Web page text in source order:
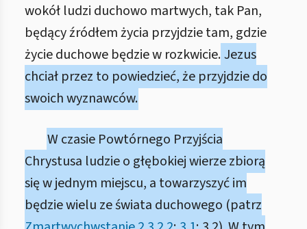
wokół ludzi duchowo martwych, tak Pan,
będący źródłem życia przyjdzie tam, gdzie
życie duchowe będzie w rozkwicie.Jezus
chciał przez to powiedzieć, że przyjdzie do
swoich wyznawców.
W czasie Powtórnego Przyjścia
Chrystusa ludzie o głębokiej wierze zbiorą
się w jednym miejscu, a towarzyszyć im
będzie wielu ze świata duchowego (patrz